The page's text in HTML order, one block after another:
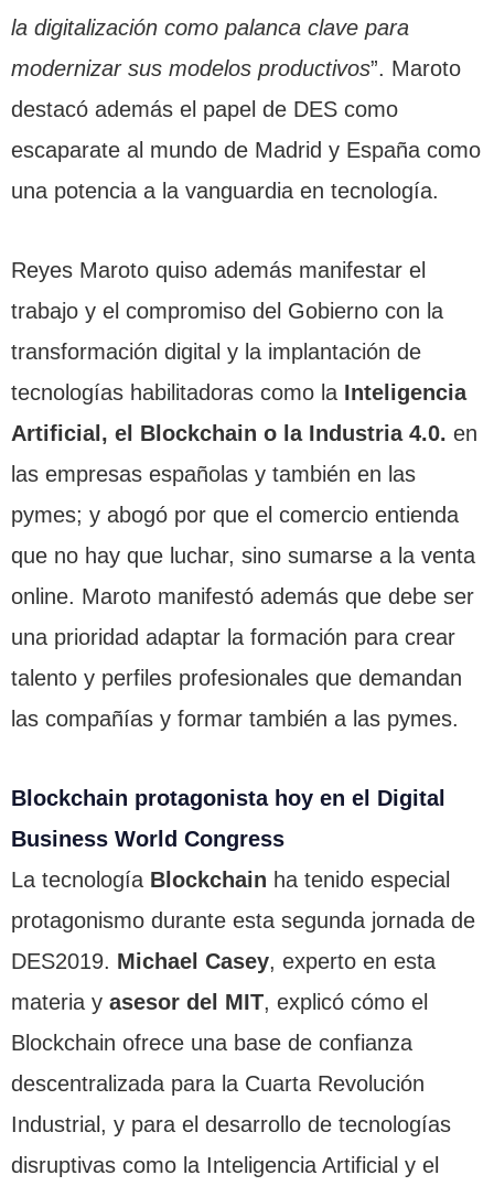
la digitalización como palanca clave para
modernizar sus modelos productivos”. Maroto
destacó además el papel de DES como
escaparate al mundo de Madrid y España como
una potencia a la vanguardia en tecnología.
Reyes Maroto quiso además manifestar el
trabajo y el compromiso del Gobierno con la
transformación digital y la implantación de
tecnologías habilitadoras como la Inteligencia
Artificial, el Blockchain o la Industria 4.0. en
las empresas españolas y también en las
pymes; y abogó por que el comercio entienda
que no hay que luchar, sino sumarse a la venta
online. Maroto manifestó además que debe ser
una prioridad adaptar la formación para crear
talento y perfiles profesionales que demandan
las compañías y formar también a las pymes.
Blockchain protagonista hoy en el Digital
Business World Congress
La tecnología Blockchain ha tenido especial
protagonismo durante esta segunda jornada de
DES2019. Michael Casey, experto en esta
materia y asesor del MIT, explicó cómo el
Blockchain ofrece una base de confianza
descentralizada para la Cuarta Revolución
Industrial, y para el desarrollo de tecnologías
disruptivas como la Inteligencia Artificial y el